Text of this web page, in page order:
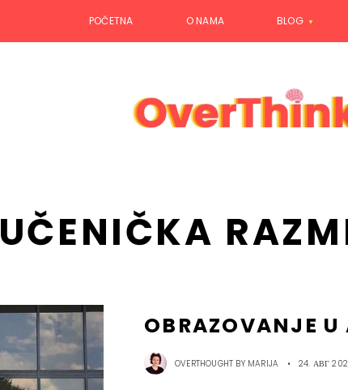
POČETNA O NAMA BLOG
UČENIČKA
OBRAZOVANJE U
OVERTHOUGHT BY MARIJA • 24. АВГ